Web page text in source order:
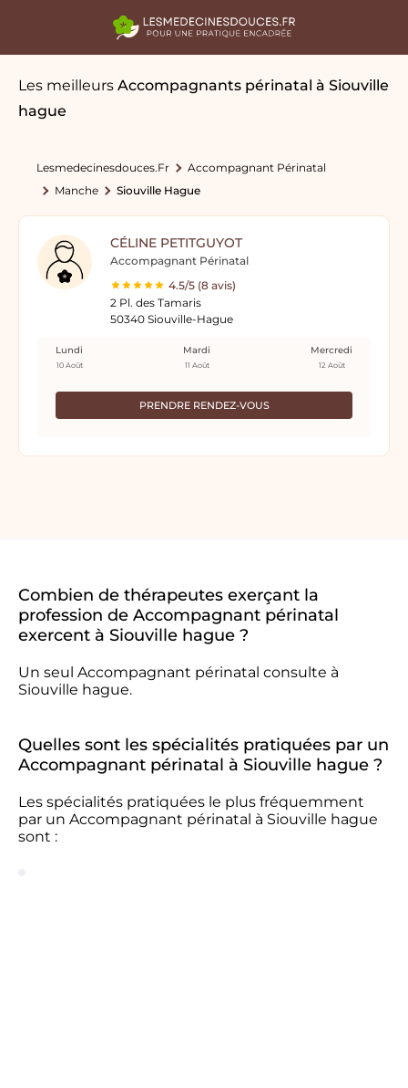
Les meilleurs Accompagnants périnatal à Siouville
hague
Lesmedecinesdouces.fr
Accompagnant Périnatal
Manche
Siouville Hague
CÉLINE PETITGUYOT
Accompagnant Périnatal
4.5/5 (8 avis)
2 Pl. des Tamaris
50340 Siouville-Hague
PRENDRE RENDEZ-VOUS
Lundi
10 Août
Mardi
11 Août
Mercredi
12 Août
Combien de thérapeutes exerçant la
profession de Accompagnant périnatal
exercent à Siouville hague ?
Un seul Accompagnant périnatal consulte à
Siouville hague.
Quelles sont les spécialités pratiquées par un
Accompagnant périnatal à Siouville hague ?
Les spécialités pratiquées le plus fréquemment
par un Accompagnant périnatal à Siouville hague
sont :